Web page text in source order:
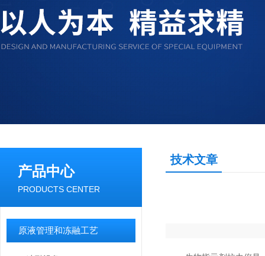
产品中心
PRODUCTS CENTER
原液管理和冻融工艺
技术文章